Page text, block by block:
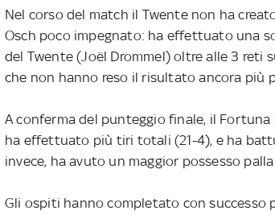
Nel corso del match il Twente non ha
Osch poco impegnato: ha effettuato una
del Twente (Joël Drommel) oltre alle 3
che non hanno reso il risultato ancora più
A conferma del punteggio finale, il
ha effettuato più tiri totali (21-4), e ha
invece, ha avuto un maggior possesso
Gli ospiti hanno completato con successo